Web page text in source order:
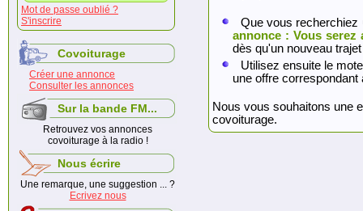
Mot de passe oublié ?
S'inscrire
Covoiturage
Créer une annonce
Consulter les annonces
Sur la bande FM...
Retrouvez vos annonces
covoiturage à la radio !
Nous écrire
Une remarque, une suggestion ... ?
Ecrivez nous
Que vous
annonce : Vous serez
dès qu'un nouveau
Utilisez ensuite le
une offre
Nous vous souhaitons une
covoiturage.